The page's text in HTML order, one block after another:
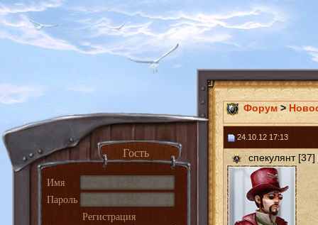
Гость
Имя
Пароль
Регистрация
Форум >
24.10.12 17:13
спекулянт [37]